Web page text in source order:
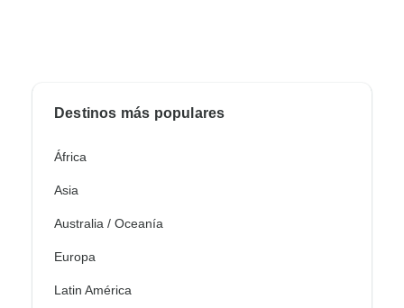
Destinos más populares
África
Asia
Australia / Oceanía
Europa
Latin América